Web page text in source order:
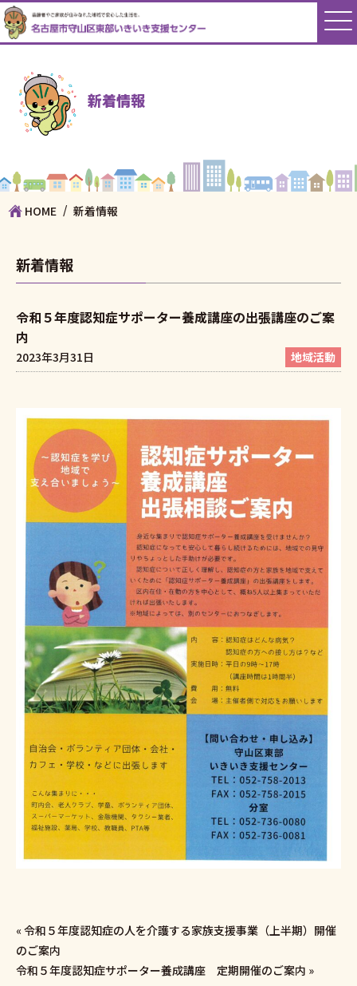
新着情報
HOME 新着情報
新着情報
令和５年度認知症サポーター養成講座の出張講座のご案
内
2023年3月31日 地域活動
« 令和５年度認知症の人を介護する家族支援事業（上半期）開催
のご案内
令和５年度認知症サポーター養成講座 定期開催のご案内 »